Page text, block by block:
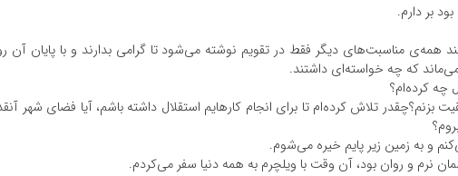
بر دارم.
همه‌ی مناسبت‌های دیگر فقط در تقویم نوشته می‌شود تا گرامی بدارند و با پایان آن
که چه خواسته‌ای داشتند.
چه کرده‌ام؟
بزنم؟چقدر تلاش کرده‌ام تا برای انجام کارهایم استقلال داشته باشم، آیا فضای شهر
و به زمین زیر پایم خیره می‌شوم.
نرم و روان بود، آن وقت با ویلچرم به همه دنیا سفر می‌کردم.